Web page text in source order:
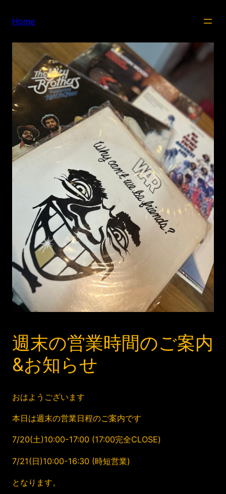
Home
週末の営業時間のご案内
&お知らせ
おはようございます
本日は週末の営業日程のご案内です
7/20(土)10:00-17:00 (17:00完全CLOSE)
7/21(日)10:00-16:30 (時短営業)
となります。